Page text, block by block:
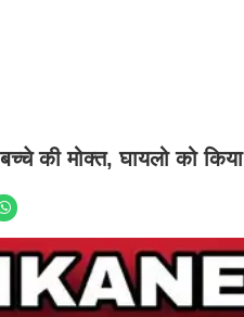
की मोक्त, घायलो को किया